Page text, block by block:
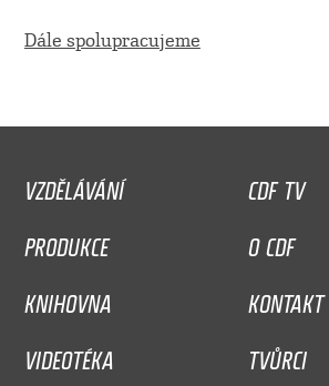
Dále spolupracujeme
VZDĚLÁVÁNÍ
CDF TV
PRODUKCE
O CDF
KNIHOVNA
KONTAKT
VIDEOTÉKA
TVŮRCI